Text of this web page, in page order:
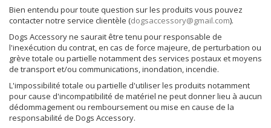
Bien entendu pour toute question sur les produits vous pouvez
contacter notre service clientèle (dogsaccessory@gmail.com).
Dogs Accessory ne saurait être tenu pour responsable de
l'inexécution du contrat, en cas de force majeure, de perturbation ou
grève totale ou partielle notamment des services postaux et moyens
de transport et/ou communications, inondation, incendie.
L'impossibilité totale ou partielle d'utiliser les produits notamment
pour cause d'incompatibilité de matériel ne peut donner lieu à aucun
dédommagement ou remboursement ou mise en cause de la
responsabilité de Dogs Accessory.